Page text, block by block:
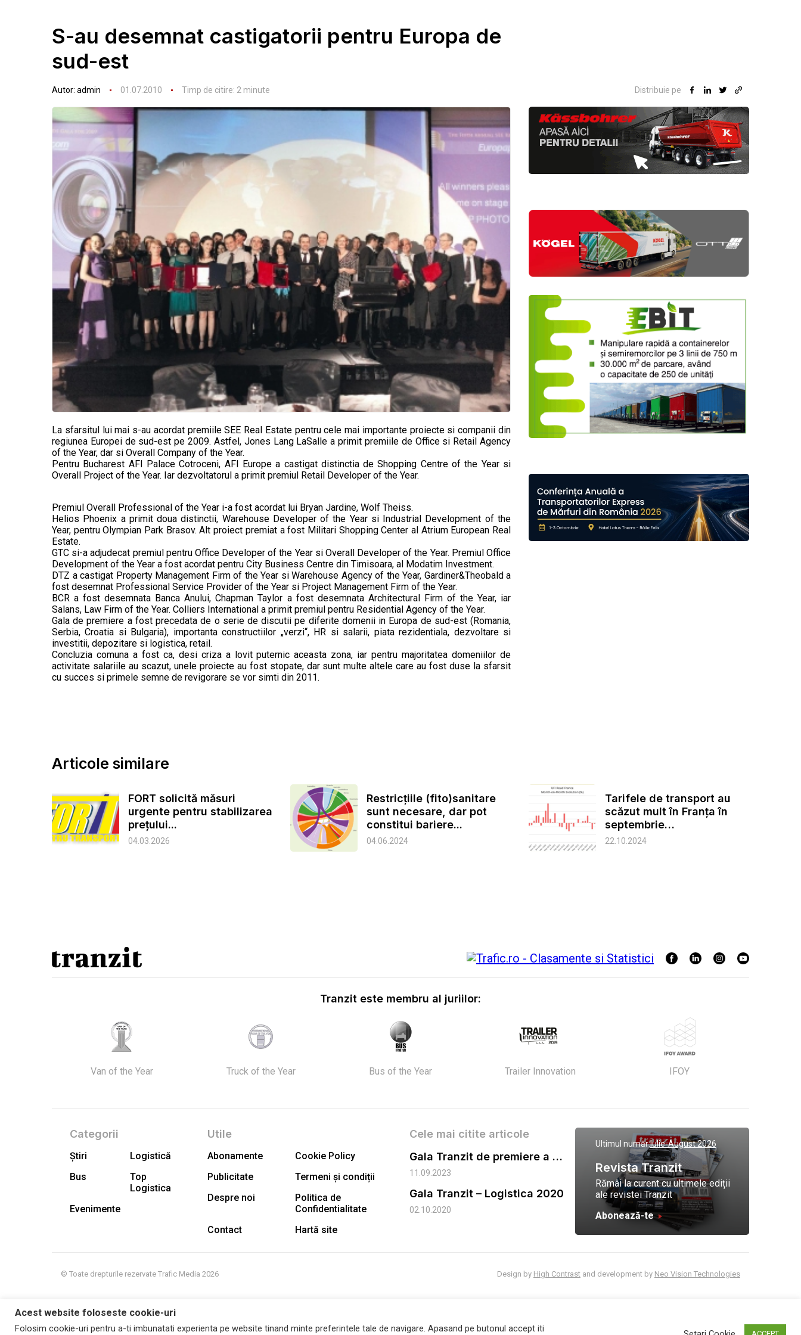
S-au desemnat castigatorii pentru Europa de
sud-est
Autor: admin 01.07.2010 Timp de citire: 2 minute Distribuie pe
La sfarsitul lui mai s-au acordat premiile SEE Real Estate pentru cele mai importante proiecte si companii din
regiunea Europei de sud-est pe 2009. Astfel, Jones Lang LaSalle a primit premiile de Office si Retail Agency
of the Year, dar si Overall Company of the Year.
Pentru Bucharest AFI Palace Cotroceni, AFI Europe a castigat distinctia de Shopping Centre of the Year si
Overall Project of the Year. Iar dezvoltatorul a primit premiul Retail Developer of the Year.
Premiul Overall Professional of the Year i-a fost acordat lui Bryan Jardine, Wolf Theiss.
Helios Phoenix a primit doua distinctii, Warehouse Developer of the Year si Industrial Development of the
Year, pentru Olympian Park Brasov. Alt proiect premiat a fost Militari Shopping Center al Atrium European Real
Estate.
GTC si-a adjudecat premiul pentru Office Developer of the Year si Overall Developer of the Year. Premiul Office
Development of the Year a fost acordat pentru City Business Centre din Timisoara, al Modatim Investment.
DTZ a castigat Property Management Firm of the Year si Warehouse Agency of the Year, Gardiner&Theobald a
fost desemnat Professional Service Provider of the Year si Project Management Firm of the Year.
BCR a fost desemnata Banca Anului, Chapman Taylor a fost desemnata Architectural Firm of the Year, iar
Salans, Law Firm of the Year. Colliers International a primit premiul pentru Residential Agency of the Year.
Gala de premiere a fost precedata de o serie de discutii pe diferite domenii in Europa de sud-est (Romania,
Serbia, Croatia si Bulgaria), importanta constructiilor „verzi“, HR si salarii, piata rezidentiala, dezvoltare si
investitii, depozitare si logistica, retail.
Concluzia comuna a fost ca, desi criza a lovit puternic aceasta zona, iar pentru majoritatea domeniilor de
activitate salariile au scazut, unele proiecte au fost stopate, dar sunt multe altele care au fost duse la sfarsit
cu succes si primele semne de revigorare se vor simti din 2011.
Articole similare
FORT solicită măsuri
urgente pentru stabilizarea
prețului...
04.03.2026
Restricțiile (fito)sanitare
sunt necesare, dar pot
constitui bariere...
04.06.2024
Tarifele de transport au
scăzut mult în Franța în
septembrie…
22.10.2024
Tranzit este membru al juriilor:
Van of the Year Truck of the Year Bus of the Year Trailer Innovation IFOY
Categorii
Știri
Logistică
Bus
Top
Logistica
Evenimente
Utile
Abonamente
Cookie Policy
Publicitate
Termeni și condiții
Despre noi
Politica de
Confidentialitate
Contact
Hartă site
Cele mai citite articole
Gala Tranzit de premiere a celor mai eficienti operatori de transport marfa 2023
11.09.2023
Gala Tranzit – Logistica 2020
02.10.2020
Ultimul număr:Iulie-August 2026
Revista Tranzit
Rămâi la curent cu ultimele ediții
ale revistei Tranzit
Abonează-te
© Toate drepturile rezervate Trafic Media 2026 Design by High Contrast and development by Neo Vision Technologies
Acest website foloseste cookie-uri
Folosim cookie-uri pentru a-ti imbunatati experienta pe website tinand minte preferintele tale de navigare. Apasand pe butonul accept iti